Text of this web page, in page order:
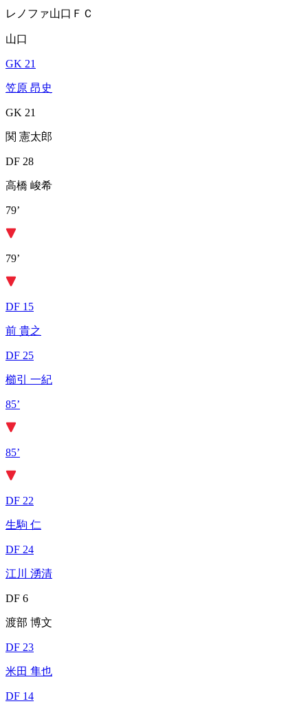
レノファ山口ＦＣ
山口
GK 21
笠原 昂史
GK 21
関 憲太郎
DF 28
高橋 峻希
79’
79’
DF 15
前 貴之
DF 25
櫛引 一紀
85’
85’
DF 22
生駒 仁
DF 24
江川 湧清
DF 6
渡部 博文
DF 23
米田 隼也
DF 14